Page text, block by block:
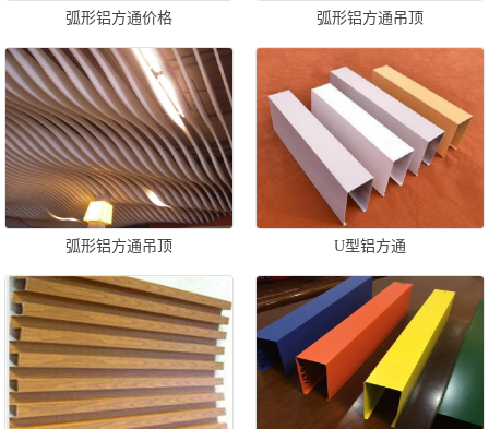
弧形铝方通价格 弧形铝方通吊顶
弧形铝方通吊顶 U型铝方通